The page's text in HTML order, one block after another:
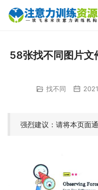
58张找不同图片文
找不同
强烈建议：请将本页面